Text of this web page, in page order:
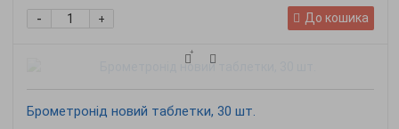
+
- До кошика
Брометронід новий таблетки, 30 шт.